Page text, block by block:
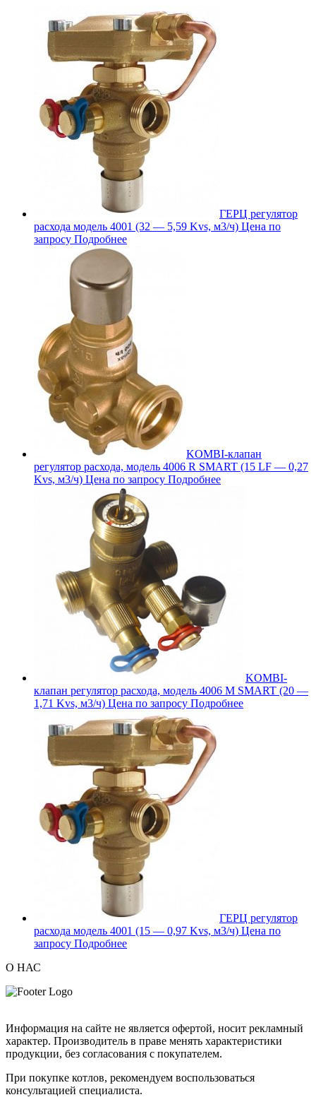
ГЕРЦ регулятор
расхода модель 4001 (32 — 5,59 Kvs, м3/ч) Цена по
запросу Подробнее
KOMBI-клапан
регулятор расхода, модель 4006 R SMART (15 LF — 0,27
Kvs, м3/ч) Цена по запросу Подробнее
KOMBI-
клапан регулятор расхода, модель 4006 M SMART (20 —
1,71 Kvs, м3/ч) Цена по запросу Подробнее
ГЕРЦ регулятор
расхода модель 4001 (15 — 0,97 Kvs, м3/ч) Цена по
запросу Подробнее
О НАС
Информация на сайте не является офертой, носит рекламный
характер. Производитель в праве менять характеристики
продукции, без согласования с покупателем.
При покупке котлов, рекомендуем воспользоваться
консультацией специалиста.